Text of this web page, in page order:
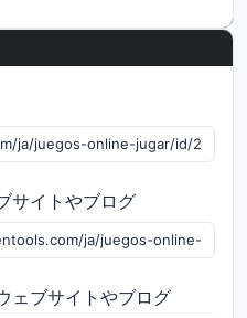
サイトやブログ
ェブサイトやブログ